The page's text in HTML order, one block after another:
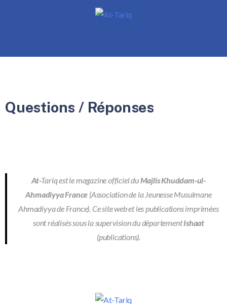
Questions / Réponses
At-Tariq est le magazine officiel duMajlis Khuddam-ul-
Ahmadiyya France (Association de la Jeunesse Musulmane
Ahmadiyya de France). Ce site web et les publications imprimées
sont réalisés sous la supervision du départementIshaat
(publications).